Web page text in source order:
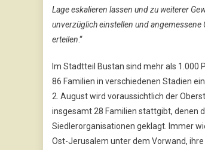
Lage eskalieren lassen und zu weiterer
unverzüglich einstellen und
erteilen.“
Im Stadtteil Bustan sind mehr als 1.000
86 Familien in verschiedenen Stadien
2. August wird voraussichtlich der
insgesamt 28 Familien stattgibt, denen
Siedlerorganisationen geklagt. Immer
Ost-Jerusalem unter dem Vorwand,